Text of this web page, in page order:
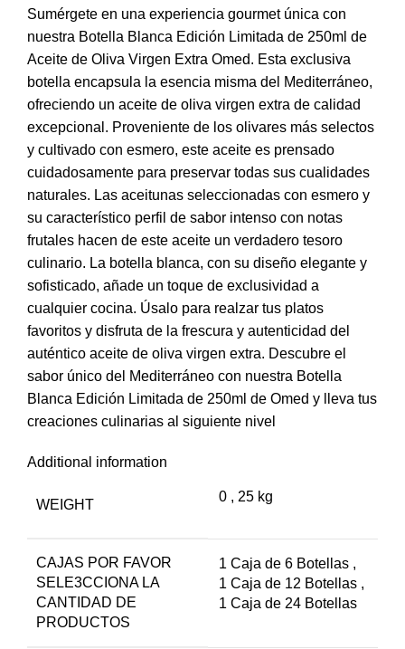
Sumérgete en una experiencia gourmet única con
nuestra Botella Blanca Edición Limitada de 250ml de
Aceite de Oliva Virgen Extra Omed. Esta exclusiva
botella encapsula la esencia misma del Mediterráneo,
ofreciendo un aceite de oliva virgen extra de calidad
excepcional. Proveniente de los olivares más selectos
y cultivado con esmero, este aceite es prensado
cuidadosamente para preservar todas sus cualidades
naturales. Las aceitunas seleccionadas con esmero y
su característico perfil de sabor intenso con notas
frutales hacen de este aceite un verdadero tesoro
culinario. La botella blanca, con su diseño elegante y
sofisticado, añade un toque de exclusividad a
cualquier cocina. Úsalo para realzar tus platos
favoritos y disfruta de la frescura y autenticidad del
auténtico aceite de oliva virgen extra. Descubre el
sabor único del Mediterráneo con nuestra Botella
Blanca Edición Limitada de 250ml de Omed y lleva tus
creaciones culinarias al siguiente nivel
Additional information
WEIGHT
0 , 25 kg
CAJAS POR FAVOR
SELE3CCIONA LA
CANTIDAD DE
PRODUCTOS
1 Caja de 6 Botellas ,
1 Caja de 12 Botellas ,
1 Caja de 24 Botellas